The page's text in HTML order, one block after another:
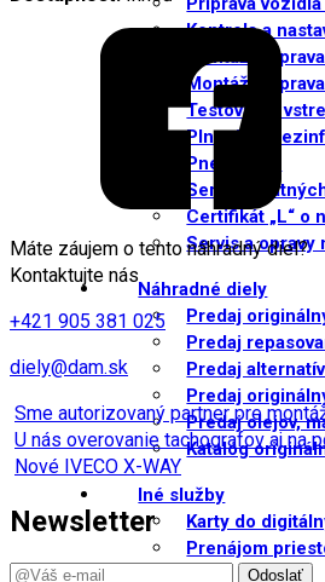
Kontrola a
Montáž a
Montáž a
Testovanie
Plnenie a
Pneuservis
Servis
Certifikát „L“ o
Servis a opravy
Náhradné diely
Predaj
Predaj
Predaj
Predaj
Predaj olejov,
Katalóg
Iné služby
Karty do
Prenájom
Máte záujem o tento náhradný diel?
Kontaktujte nás
+421 905 381 025
diely@dam.sk
Sme autorizovaný partner pre
U nás overovanie tachografov aj na
Nové IVECO X-WAY
Newsletter